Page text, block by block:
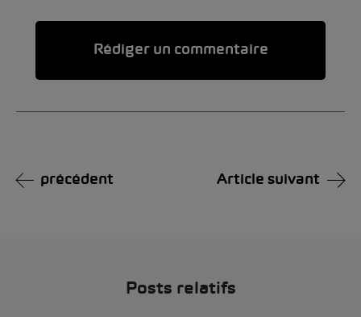
précédent Article suivant
Posts relatifs